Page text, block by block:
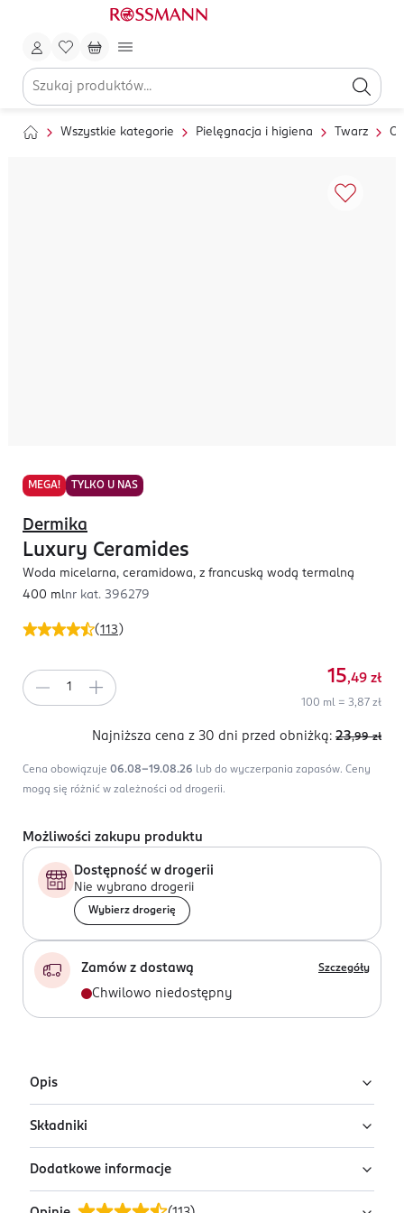
Wszystkie kategorie Pielęgnacja i higiena Twarz
MEGA! TYLKO U NAS
(113 )
Dermika
Luxury Ceramides
Woda micelarna, ceramidowa, z francuską wodą termalną
400 mlnr kat. 396279
15,49 zł
100 ml = 3,87 zł
Najniższa cena z 30 dni przed obniżką: 23,99 zł
Cena obowiązuje 06.08-19.08.26 lub do wyczerpania zapasów. Ceny
mogą się różnić w zależności od drogerii.
Możliwości zakupu produktu
Dostępność w drogerii
Nie wybrano drogerii
Wybierz drogerię
Zamów z dostawą Szczegóły
Chwilowo niedostępny
Opis
Ceramidowa woda micelarna Dermika Luxury
Ceramides z francuską wodą termalną. Polecana do
skóry suchej i delikatnej.
Woda micelarna do demakijażu twarzy, oczu i ust
Składniki
Ingredients: : AQUA, PEG-6 CAPRYLIC/CAPRIC
GLYCERIDES, PROLINE, JASMINUM OFFICINALE FLOWER
Dodatkowe informacje